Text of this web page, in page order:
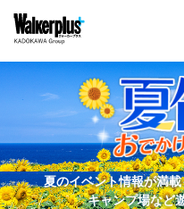
夏のイベント情報が満
キャンプ場など